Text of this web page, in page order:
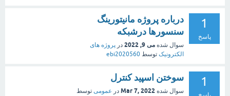
1
پاسخ
درباره پروژه مانیتورینگ
سنسورها درشبکه
سوال شده می 9, 2022 در پروژه های
الکترونیک توسط ebi2020560
1 سوختن اسپید کنترل
سوال شده Mar 7, 2022 در عمومی توسط